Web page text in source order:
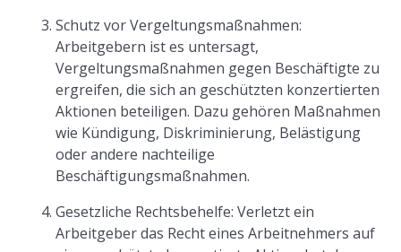
Schutz vor Vergeltungsmaßnahmen:
Arbeitgebern ist es untersagt,
Vergeltungsmaßnahmen gegen Beschäftigte zu
ergreifen, die sich an geschützten konzertierten
Aktionen beteiligen. Dazu gehören Maßnahmen
wie Kündigung, Diskriminierung, Belästigung
oder andere nachteilige
Beschäftigungsmaßnahmen.
Gesetzliche Rechtsbehelfe: Verletzt ein
Arbeitgeber das Recht eines Arbeitnehmers auf